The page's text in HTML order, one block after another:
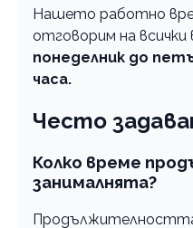
Нашето работно
отговорим на всички
понеделник до
часа.
Често
Колко време
занималнята?